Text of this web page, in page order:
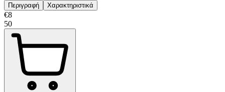
Περιγραφή Χαρακτηριστικά
€8
50